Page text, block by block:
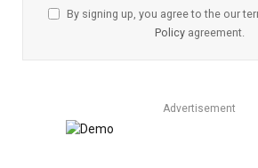
By signing up, you agree to the our
Policyagreement.
Advertisement